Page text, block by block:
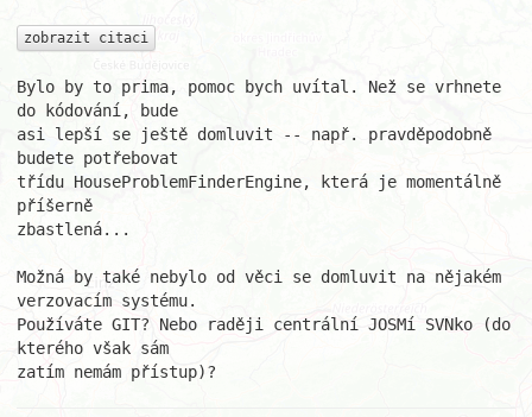
zobrazit citaci
Bylo by to prima, pomoc bych uvítal. Než se vrhnete
do kódování, bude
asi lepší se ještě domluvit -- např. pravděpodobně
budete potřebovat
třídu HouseProblemFinderEngine, která je momentálně
příšerně
zbastlená...
Možná by také nebylo od věci se domluvit na nějakém
verzovacím systému.
Používáte GIT? Nebo raději centrální JOSMí SVNko (do
kterého však sám
zatím nemám přístup)?